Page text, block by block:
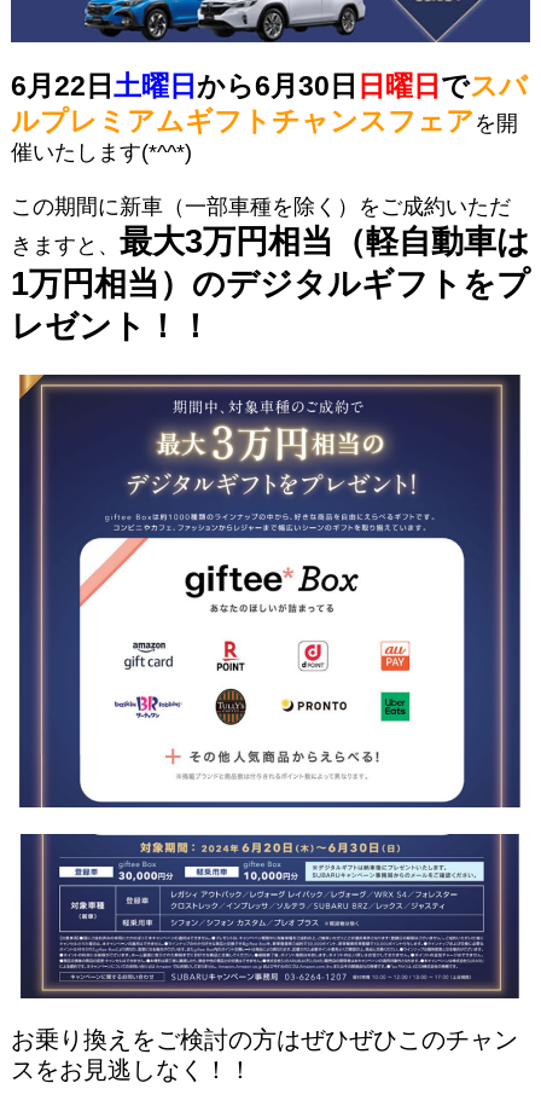
6月22日 土曜日 から6月30日 日曜日 でスバ
ルプレミアムギフトチャンスフェアを開
催いたします(*^^*)
この期間に新車（一部車種を除く）をご成約いただ
きますと、 最大3万円相当（軽自動車は
1万円相当）のデジタルギフトをプ
レゼント！！
お乗り換えをご検討の方はぜひぜひこのチャン
スをお見逃しなく！！